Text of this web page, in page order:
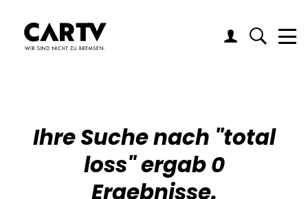
Ihre Suche nach "total
loss" ergab 0
Ergebnisse.